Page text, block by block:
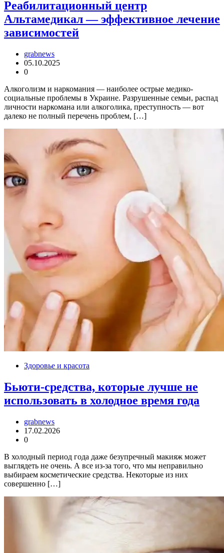
Реабилитационный центр
Альтамедикал — эффективное лечение
зависимостей
grabnews
05.10.2025
0
Алкоголизм и наркомания — наиболее острые медико-
социальные проблемы в Украине. Разрушенные семьи, распад
личности наркомана или алкоголика, преступность — вот
далеко не полный перечень проблем, […]
Здоровье и красота
Бьюти-средства, которые лучше не
использовать в холодное время года
grabnews
17.02.2026
0
В холодный период года даже безупречный макияж может
выглядеть не очень. А все из-за того, что мы неправильно
выбираем косметические средства. Некоторые из них
совершенно […]